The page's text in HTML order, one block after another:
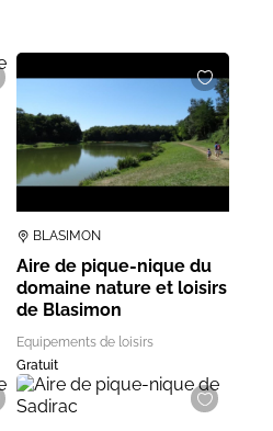
BLASIMON
Aire de pique-nique du
domaine nature et loisirs
de Blasimon
Equipements de loisirs
Gratuit